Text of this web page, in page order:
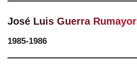
José Luis Guerra Rumayor
1985-1986